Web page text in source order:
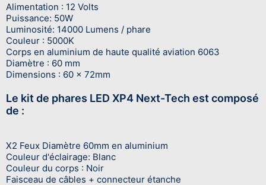
Alimentation : 12 Volts
Puissance: 50W
Luminosité: 14000 Lumens / phare
Couleur : 5000K
Corps en aluminium de haute qualité aviation 6063
Diamètre : 60 mm
Dimensions : 60 x 72mm
Le kit de phares LED XP4 Next-Tech est composé
de :
X2 Feux Diamètre 60mm en aluminium
Couleur d'éclairage: Blanc
Couleur du corps : Noir
Faisceau de câbles + connecteur étanche